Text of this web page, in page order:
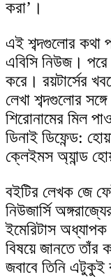
করা’।
এই শব্দগুলোর কথা
এবিসি নিউজ। পরে
করে। রয়টার্সের
লেখা শব্দগুলোর
শিরোনামের মিল
ডিনাই ডিফেন্ড:
ক্লেইমস অ্যান্ড
বইটির লেখক জে
নিউজার্সি
ইমেরিটাস
বিষয়ে জানতে তাঁর
জবাবে তিনি